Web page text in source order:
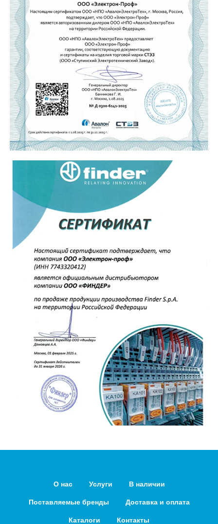
О нас Услуги В наличии
Поставляемые бренды Доставка и оплата
Каталоги Контакты